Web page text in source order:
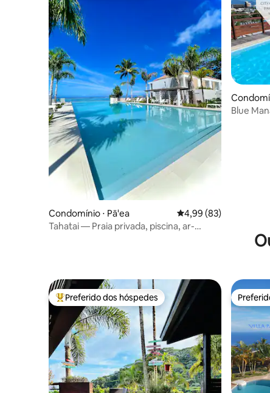
Condomínio ⋅ Pā'ea 4,99 de uma avaliação
4,99 (83)
Tahatai — Praia privada, piscina, ar-
Blue
Entre os melhores preferidos dos hóspedes
Preferido dos hóspedes